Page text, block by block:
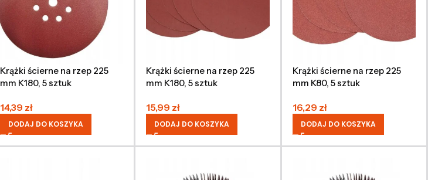
Krążki ścierne na rzep 225
mm K180, 5 sztuk
14,39 zł
DODAJ DO KOSZYKA
Krążki ścierne na rzep 225
mm K180, 5 sztuk
15,99 zł
DODAJ DO KOSZYKA
Krążki ścierne na rzep 225
mm K80, 5 sztuk
16,29 zł
DODAJ DO KOSZYKA